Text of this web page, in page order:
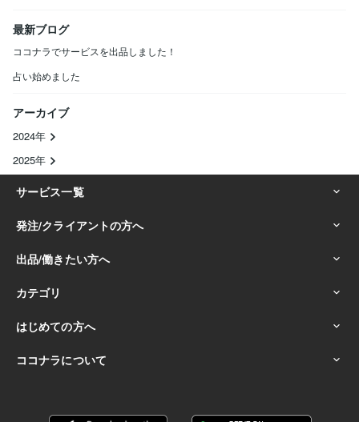
最新ブログ
ココナラでサービスを出品しました！
占い始めました
アーカイブ
2024年
2025年